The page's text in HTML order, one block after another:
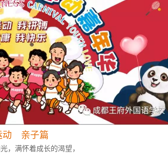
动 亲子篇
，满怀着成长的渴望，